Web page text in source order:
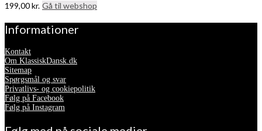
199,00kr. Gå til webshop
Informationer
Kontakt
Om KlassiskDansk.dk
Sitemap
Spørgsmål og svar
Privatlivs- og cookiepolitik
Følg på Facebook
Følg på Instagram